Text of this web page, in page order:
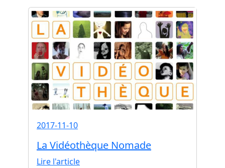
2017-11-10
La Vidéothèque Nomade
Lire l'article